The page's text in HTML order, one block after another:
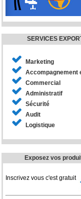
SERVICES
Marketing
Accompagnement
Commercial
Administratif
Sécurité
Audit
Logistique
Exposez vos
Inscrivez vous c'est gratuit